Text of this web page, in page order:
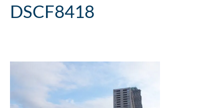
DSCF8418